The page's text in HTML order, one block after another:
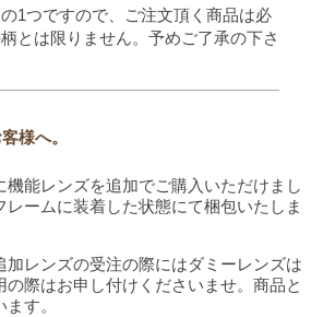
1つですので、ご注文頂く商品は必
とは限りません。予めご了承の下さ
様へ。
機能レンズを追加でご購入いただけまし
ームに装着した状態にて梱包いたしま
加レンズの受注の際にはダミーレンズは
際はお申し付けくださいませ。商品と
す。